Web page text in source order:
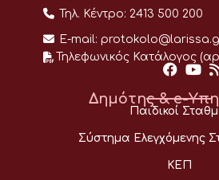
Τηλ. Κέντρο: 2413 500 200
E-mail:
Τηλεφωνικός Κατάλογος
Δημότης & e-
Παιδικοί
Σύστημα Ελεγχόμενης
ΚΕΠ